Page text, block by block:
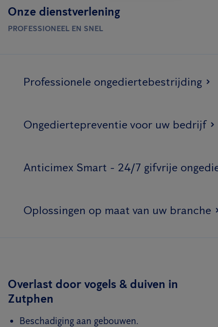
Onze dienstverlening
PROFESSIONEEL EN SNEL
Professionele ongediertebestrijding
Ongediertepreventie voor uw bedrijf
Anticimex Smart - 24/7 gifvrije
Oplossingen op maat van uw branche
Overlast door vogels & duiven in
Zutphen
Beschadiging aan gebouwen.